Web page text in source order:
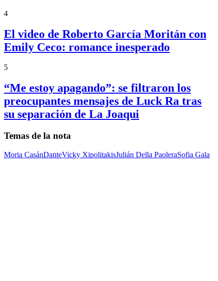
4
El video de Roberto García Moritán con
Emily Ceco: romance inesperado
5
“Me estoy apagando”: se filtraron los
preocupantes mensajes de Luck Ra tras
su separación de La Joaqui
Temas de la nota
Moria CasánDanteVicky XipolitakisJulián Della PaoleraSofia Gala